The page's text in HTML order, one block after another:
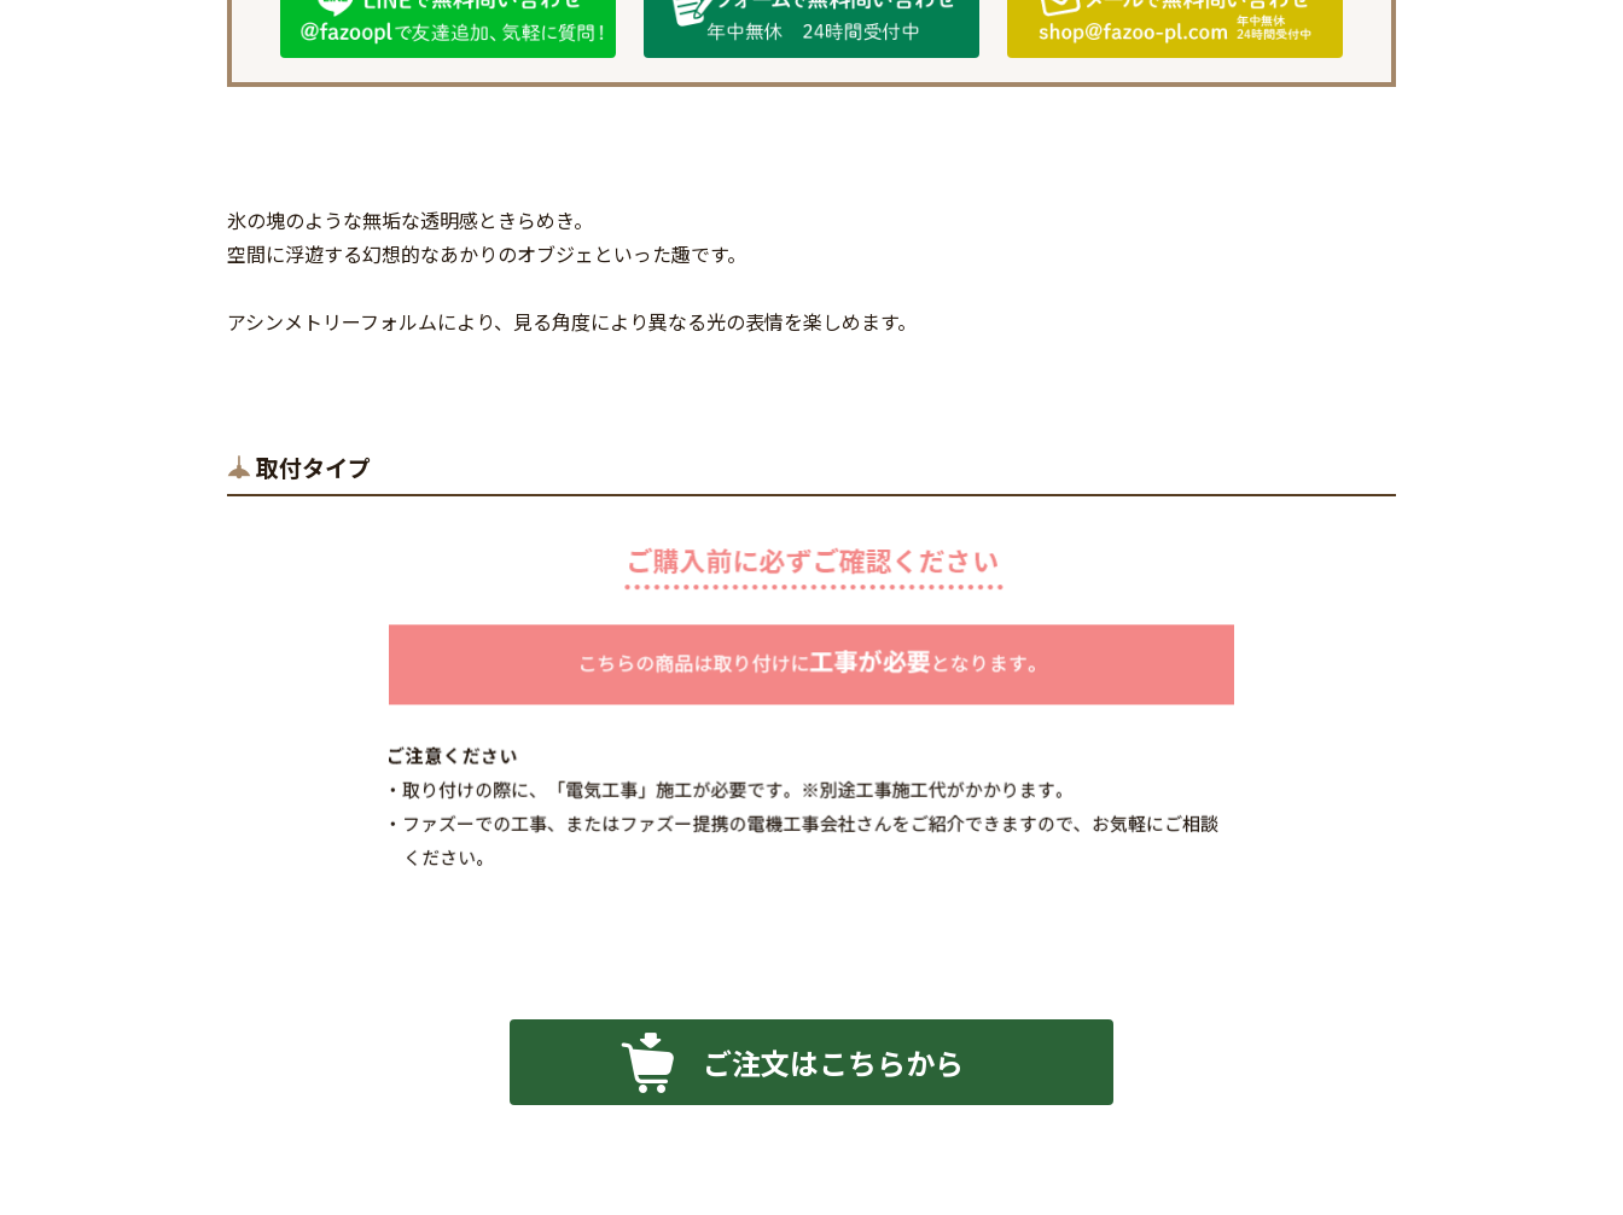
氷の塊のような無垢な透明感ときらめき。
空間に浮遊する幻想的なあかりのオブジェといった趣です。
アシンメトリーフォルムにより、見る角度により異なる光の表情を楽しめます。
取付タイプ
ご注文はこちらから